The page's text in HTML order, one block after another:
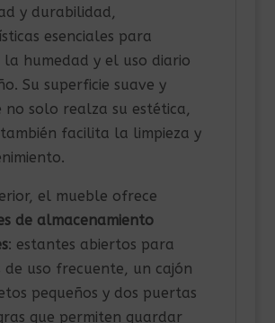
y durabilidad,
esenciales para
humedad y el uso diario
Su superficie suave y
no solo realza su estética,
facilita la limpieza y
el mueble ofrece
de almacenamiento
: estantes abiertos para
uso frecuente, un cajón
pequeños y dos puertas
que permiten guardar